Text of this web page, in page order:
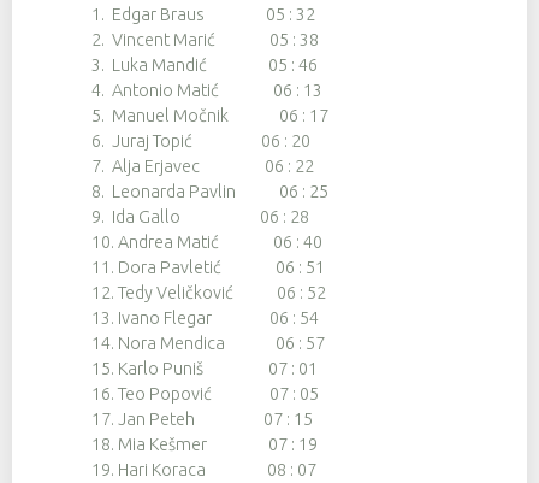
1. Edgar Braus 05 : 32
2. Vincent Marić 05 : 38
3. Luka Mandić 05 : 46
4. Antonio Matić 06 : 13
5. Manuel Močnik 06 : 17
6. Juraj Topić 06 : 20
7. Alja Erjavec 06 : 22
8. Leonarda Pavlin 06 : 25
9. Ida Gallo 06 : 28
10. Andrea Matić 06 : 40
11. Dora Pavletić 06 : 51
12. Tedy Veličković 06 : 52
13. Ivano Flegar 06 : 54
14. Nora Mendica 06 : 57
15. Karlo Puniš 07 : 01
16. Teo Popović 07 : 05
17. Jan Peteh 07 : 15
18. Mia Kešmer 07 : 19
19. Hari Koraca 08 : 07